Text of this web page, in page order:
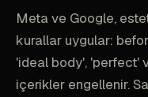
Meta ve Google,
kurallar uygular:
'ideal body', 'perfect'
içerikler engellenir.